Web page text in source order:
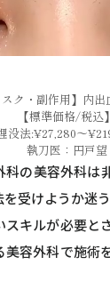
スク・副作用】内出
【標準価格/税込】
没法:¥27,280～
執刀医：円戸望
科の美容外科は
受けようか迷う
スキルが必要と
美容外科で施術